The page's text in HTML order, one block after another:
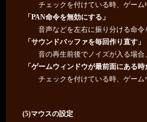
チェックを付けている時、ゲー
「PAN命令を無効にする」
音声などを左右に振り分ける命
「サウンドバッファを毎回作り直す」
音の再生前後でノイズが入る場
「ゲームウィンドウが最前面にある時
チェックを付けている時、ゲー
(5)マウスの設定